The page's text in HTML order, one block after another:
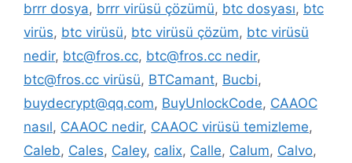
brrr dosya, brrr virüsü çözümü, btc dosyası, btc
virüs, btc virüsü, btc virüsü çözüm, btc virüsü
nedir, btc@fros.cc, btc@fros.cc nedir,
btc@fros.cc virüsü, BTCamant, Bucbi,
buydecrypt@qq.com, BuyUnlockCode, CAAOC
nasıl, CAAOC nedir, CAAOC virüsü temizleme,
Caleb, Cales, Caley, calix, Calle, Calum, Calvo,